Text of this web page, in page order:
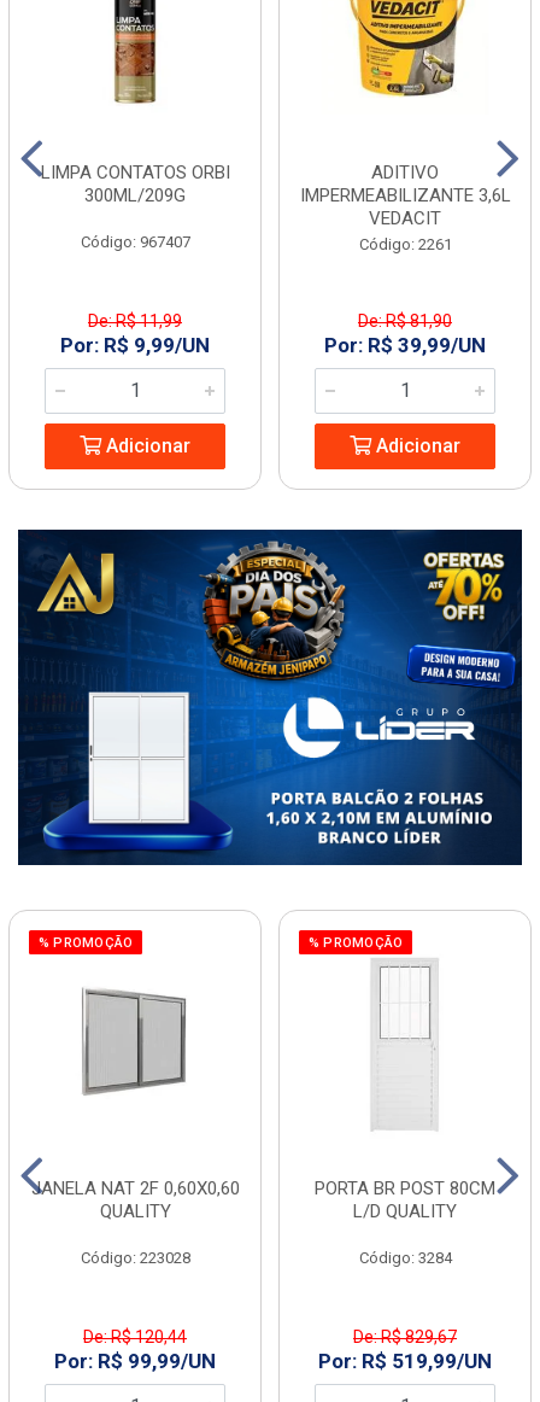
LIMPA CONTATOS ORBI
300ML/209G
Código: 967407
De: R$ 11,99
Por: R$ 9,99/UN
Adicionar
ADITIVO
IMPERMEABILIZANTE 3,6L
VEDACIT
Código: 2261
De: R$ 81,90
Por: R$ 39,99/UN
Adicionar
% PROMOÇÃO
JANELA NAT 2F 0,60X0,60
QUALITY
Código: 223028
De: R$ 120,44
Por: R$ 99,99/UN
% PROMOÇÃO
PORTA BR POST 80CM
L/D QUALITY
Código: 3284
De: R$ 829,67
Por: R$ 519,99/UN